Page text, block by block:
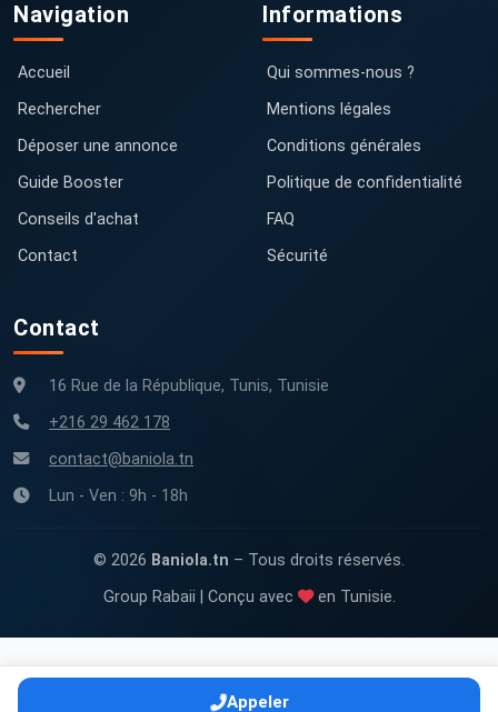
Appeler
Navigation
Accueil
Rechercher
Déposer une annonce
Guide Booster
Conseils d'achat
Contact
Informations
Qui sommes-nous ?
Mentions légales
Conditions générales
Politique de confidentialité
FAQ
Sécurité
Contact
16 Rue de la République, Tunis, Tunisie
+216 29 462 178
contact@baniola.tn
Lun - Ven : 9h - 18h
© 2026 Baniola.tn – Tous droits réservés.
Group Rabaii | Conçu avec
en Tunisie.